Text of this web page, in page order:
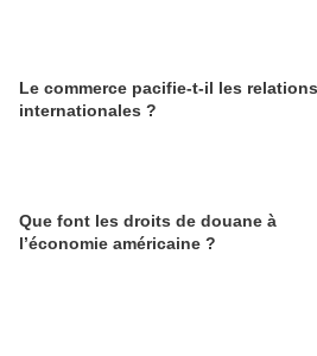
Le commerce pacifie-t-il les relations
internationales ?
Que font les droits de douane à
l’économie américaine ?